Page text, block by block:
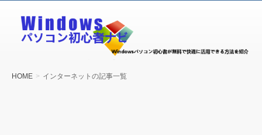
Windows
パソコン
HOME インターネットの記事一覧